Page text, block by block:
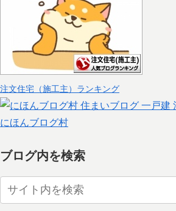
注文住宅（施工主）ランキング
にほんブログ村
ブログ内を検索